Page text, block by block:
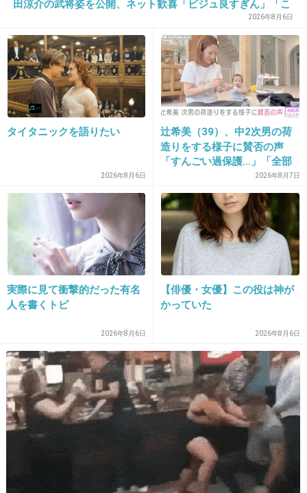
マタニティマーク、普段は何とも思わないけど
通勤ラッシュの混雑時に､あからさまに見える
ように付けて満員電車に乗ってる人を見ると
『優先席付近に乗るとか、各駅電車に乗ればい
いのになぁ』
って思ってしまう時は、正直あります…。
-78
2013/05/27(月) 23:06:46
まだお腹が大きくない妊婦さんだとわかりづら
いので付けてくれた方がいいです。不快に思う
理由がわかりません。
24. 匿名2013/05/27(月) 23:07:02
電車で見かけるとどうしても席を譲ってのアピールに見えてしまう。
電車で座ってる時、自分の前に妊婦や老人に立たれるのを嫌がる人は多いみた
いだよ。
+141 -379
田涼介の武将姿を公開、ネット歓喜「ビジュ良すぎん」「こ
2026年8月6日
タイタニックを語りたい
2026年8月6日
辻希美（39）、中2次男の荷
造りをする様子に賛否の声
「すんごい過保護…」「全部
ママが準備してくれるんだ」
2026年8月7日
実際に見て衝撃的だった有名
人を書くトピ
2026年8月6日
【俳優・女優】この役は神が
かっていた
2026年8月6日